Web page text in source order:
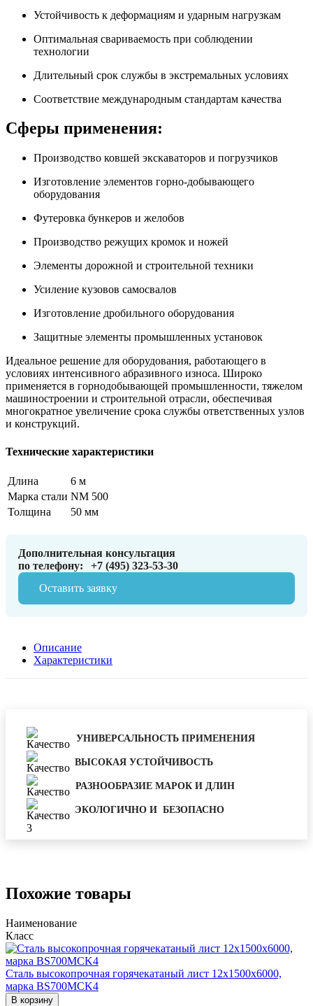
Устойчивость к деформациям и ударным нагрузкам
Оптимальная свариваемость при соблюдении
технологии
Длительный срок службы в экстремальных условиях
Соответствие международным стандартам качества
Сферы применения:
Производство ковшей экскаваторов и погрузчиков
Изготовление элементов горно-добывающего
оборудования
Футеровка бункеров и желобов
Производство режущих кромок и ножей
Элементы дорожной и строительной техники
Усиление кузовов самосвалов
Изготовление дробильного оборудования
Защитные элементы промышленных установок
Идеальное решение для оборудования, работающего в
условиях интенсивного абразивного износа. Широко
применяется в горнодобывающей промышленности, тяжелом
машиностроении и строительной отрасли, обеспечивая
многократное увеличение срока службы ответственных узлов
и конструкций.
Технические характеристики
Длина
6 м
Марка стали NM 500
Толщина
50 мм
Дополнительная консультация
по телефону:
+7 (495) 323-53-30
Оставить заявку
Описание
Характеристики
УНИВЕРСАЛЬНОСТЬ ПРИМЕНЕНИЯ
ВЫСОКАЯ УСТОЙЧИВОСТЬ
РАЗНООБРАЗИЕ МАРОК И ДЛИН
ЭКОЛОГИЧНО И БЕЗОПАСНО
Похожие товары
Наименование
Класс
Сталь высокопрочная горячекатаный лист 12х1500х6000,
марка BS700MCK4
В корзину